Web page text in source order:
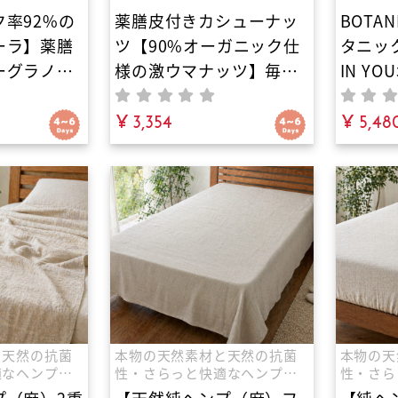
率92%の
ラ】薬膳
ラノー
ろほろ解
おやつ。
羅漢果の
感ゼ
薬膳皮付きカシューナッ
ツ【90%オーガニック仕
様の激ウマナッツ】毎日
一粒で心身を調える！白
砂糖不使用・羅漢果と甜
菜糖で甘さ控えめ。無添
加・ヴィーガン対応で美
容と健康を支える有機肥
料栽培の究極の薬膳おや
つ
¥ 3,354
タニッ
IN
無添加
洗剤｜
に悩む
性剤不
パウダ
子ども
で柔軟
が香る
¥
然の抗菌
ヘンプ麻
本物の天然素材と天然の抗菌
性・さらっと快適なヘンプ麻
の寝具
本物の
性・さ
の寝具